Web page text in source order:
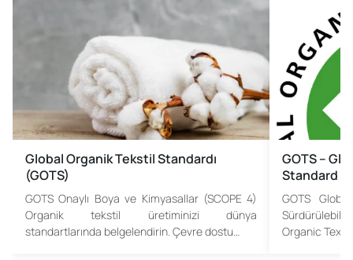
Global Organik Tekstil Standardı
(GOTS)
GOTS Onaylı Boya ve Kimyasallar (SCOPE 4)
Organik tekstil üretiminizi dünya
standartlarında belgelendirin. Çevre dostu…
GOTS –
Standard
GOTS
Organic